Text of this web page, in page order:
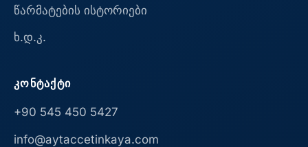
წარმატების ისტორიები
ხ.დ.კ.
ᲙᲝᲜᲢᲐᲥᲢᲘ
+90 545 450 5427
info@aytaccetinkaya.com